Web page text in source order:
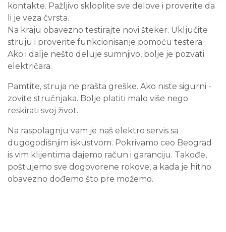
kontakte. Pažljivo skloplite sve delove i proverite da
li je veza čvrsta.
Na kraju obavezno testirajte novi šteker. Uključite
struju i proverite funkcionisanje pomoću testera.
Ako i dalje nešto deluje sumnjivo, bolje je pozvati
električara.
Pamtite, struja ne prašta greške. Ako niste sigurni -
zovite stručnjaka. Bolje platiti malo više nego
reskirati svoj život.
Na raspolagnju vam je naš elektro servis sa
dugogodišnjim iskustvom. Pokrivamo ceo Beograd
is vim klijentima dajemo račun i garanciju. Takođe,
poštujemo sve dogovorene rokove, a kada je hitno
obavezno dođemo što pre možemo.